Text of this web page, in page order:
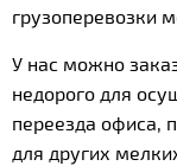
грузоперевозки
У нас можно
недорого для
переезда офиса,
для других